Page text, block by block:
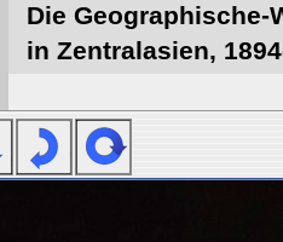
Die
in Zentralasien,